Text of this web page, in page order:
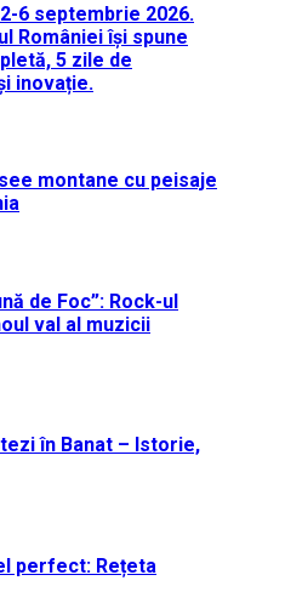
6 septembrie 2026.
României își spune
5 zile de
inovație.
montane cu peisaje
de Foc”: Rock-ul
val al muzicii
în Banat – Istorie,
perfect: Rețeta